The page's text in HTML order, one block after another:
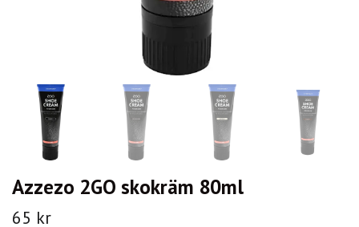
Azzezo 2GO skokräm 80ml
65 kr